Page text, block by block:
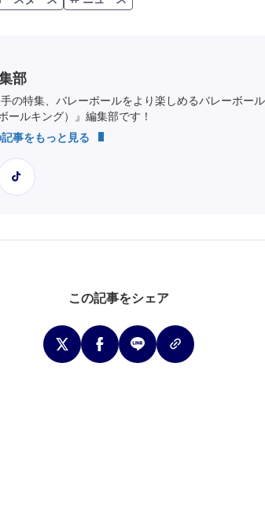
部
の特集、バレーボールをより楽しめるバレーボー
ールキング）』編集部です！
事をもっと見る
この記事をシェア